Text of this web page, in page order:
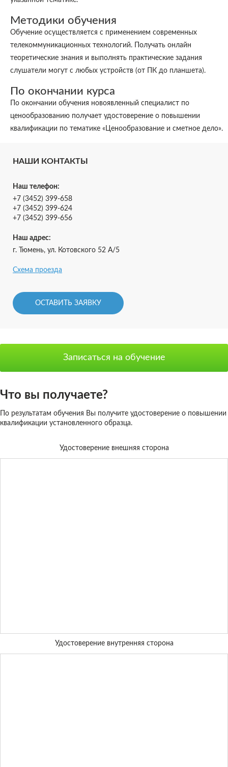
Методики обучения
Обучение осуществляется с применением современных
телекоммуникационных технологий. Получать онлайн
теоретические знания и выполнять практические задания
слушатели могут с любых устройств (от ПК до планшета).
По окончании курса
По окончании обучения новоявленный специалист по
ценообразованию получает удостоверение о повышении
квалификации по тематике «Ценообразование и сметное дело».
НАШИ КОНТАКТЫ
Наш телефон:
+7 (3452) 399-658
+7 (3452) 399-624
+7 (3452) 399-656
Наш адрес:
г. Тюмень, ул. Котовского 52 А/5
Схема проезда
ОСТАВИТЬ ЗАЯВКУ
Записаться на обучение
Что вы получаете?
По результатам обучения Вы получите удостоверение о повышении
квалификации установленного образца.
Удостоверение внешняя сторона
Удостоверение внутренняя сторона